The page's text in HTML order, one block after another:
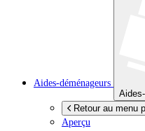
Aides-déménageurs
Retour au menu
Aperçu